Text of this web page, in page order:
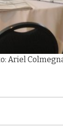
Ariel